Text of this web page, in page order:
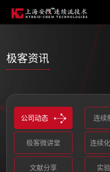
极客资讯
公司动态 连续
极客微讲堂 连续
文献分享 实